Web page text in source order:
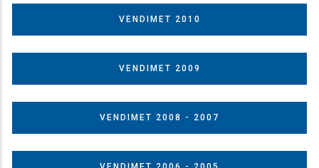
VENDIMET 2010
VENDIMET 2009
VENDIMET 2008 - 2007